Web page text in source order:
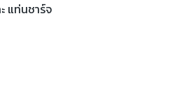
แท่นชาร์จ